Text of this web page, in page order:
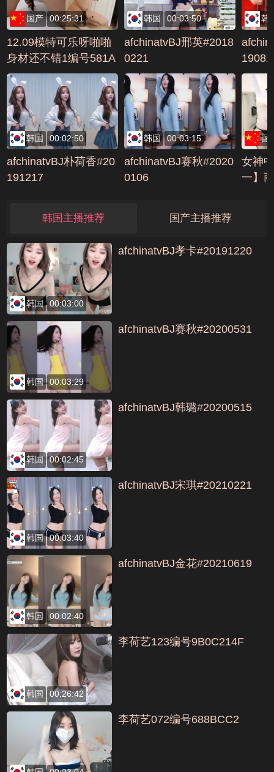
国产 00:25:31
12.09模特可乐呀啪啪
身材还不错1编号581A
7845
韩国 00:03:50
afchinatvBJ邢英#2018
0221
韩
韩国 00:02:50
afchinatvBJ朴荷香#20
191217
韩国 00:03:15
afchinatvBJ赛秋#2020
0106
国
女神
一】
韩国主播推荐 国产主播推荐
韩国 00:03:00
afchinatvBJ孝卡#20191220
韩国 00:03:29
afchinatvBJ赛秋#20200531
韩国 00:02:45
afchinatvBJ韩璐#20200515
韩国 00:03:40
afchinatvBJ宋琪#20210221
韩国 00:02:40
afchinatvBJ金花#20210619
韩国 00:26:42
李荷艺123编号9B0C214F
李荷艺072编号688BCC2